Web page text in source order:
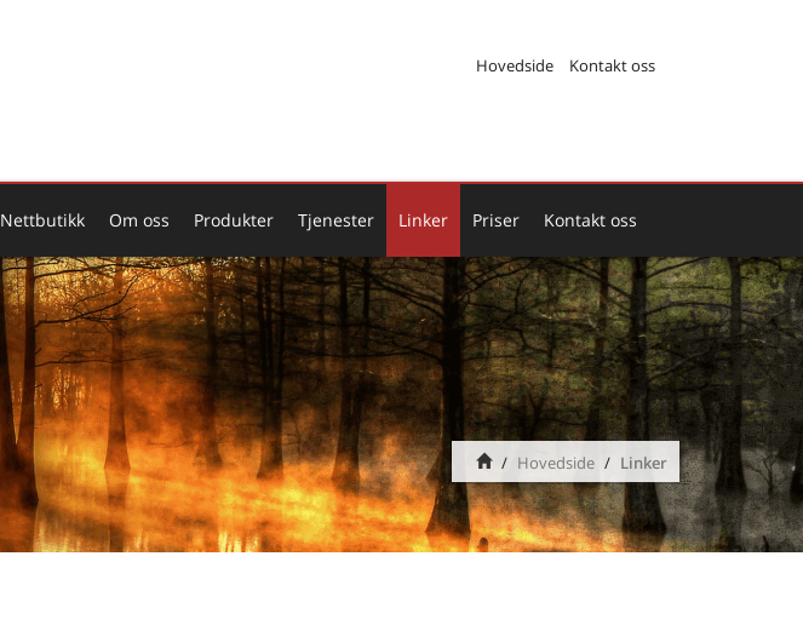
Hovedside Kontakt oss
Nettbutikk Om oss Produkter Tjenester Linker Priser Kontakt oss
Hovedside Linker